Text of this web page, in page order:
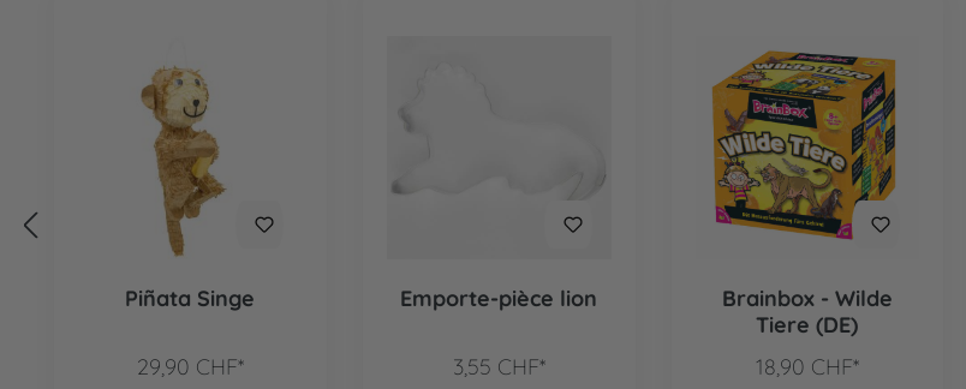
Piñata Singe
29,90 CHF*
Emporte-pièce lion
3,55 CHF*
Brainbox - Wilde
Tiere (DE)
18,90 CHF*